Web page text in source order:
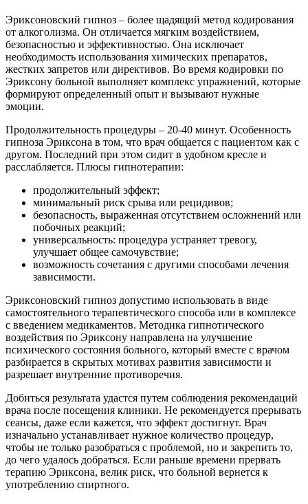
Эриксоновский гипноз – более щадящий метод кодирования
от алкоголизма. Он отличается мягким воздействием,
безопасностью и эффективностью. Она исключает
необходимость использования химических препаратов,
жестких запретов или директивов. Во время кодировки по
Эриксону больной выполняет комплекс упражнений, которые
формируют определенный опыт и вызывают нужные
эмоции.
Продолжительность процедуры – 20-40 минут. Особенность
гипноза Эриксона в том, что врач общается с пациентом как с
другом. Последний при этом сидит в удобном кресле и
расслабляется. Плюсы гипнотерапии:
продолжительный эффект;
минимальный риск срыва или рецидивов;
безопасность, выраженная отсутствием осложнений или
побочных реакций;
универсальность: процедура устраняет тревогу,
улучшает общее самочувствие;
возможность сочетания с другими способами лечения
зависимости.
Эриксоновский гипноз допустимо использовать в виде
самостоятельного терапевтического способа или в комплексе
с введением медикаментов. Методика гипнотического
воздействия по Эриксону направлена на улучшение
психического состояния больного, который вместе с врачом
разбирается в скрытых мотивах развития зависимости и
разрешает внутренние противоречия.
Добиться результата удастся путем соблюдения рекомендаций
врача после посещения клиники. Не рекомендуется прерывать
сеансы, даже если кажется, что эффект достигнут. Врач
изначально устанавливает нужное количество процедур,
чтобы не только разобраться с проблемой, но и закрепить то,
до чего удалось добраться. Если раньше времени прервать
терапию Эриксона, велик риск, что больной вернется к
употреблению спиртного.